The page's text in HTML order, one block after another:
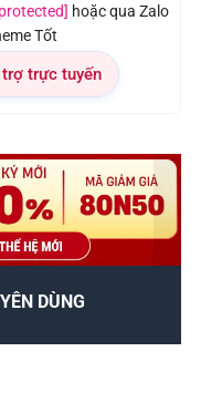
hoặc qua Zalo
Tốt
trực tuyến
DÙNG